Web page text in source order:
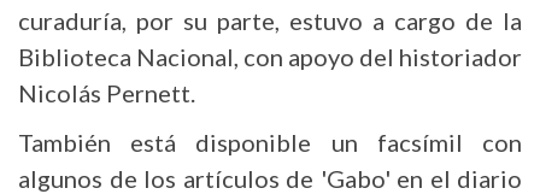
curaduría, por su parte, estuvo a cargo de la
Biblioteca Nacional, con apoyo del historiador
Nicolás Pernett.
También está disponible un facsímil con
algunos de los artículos de 'Gabo' en el diario